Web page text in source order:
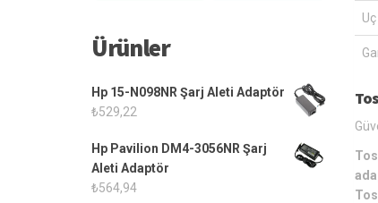
Uç
Ürünler
Hp 15-N098NR Şarj Aleti Adaptör
₺529,22
Hp Pavilion DM4-3056NR Şarj
Aleti Adaptör
₺564,94